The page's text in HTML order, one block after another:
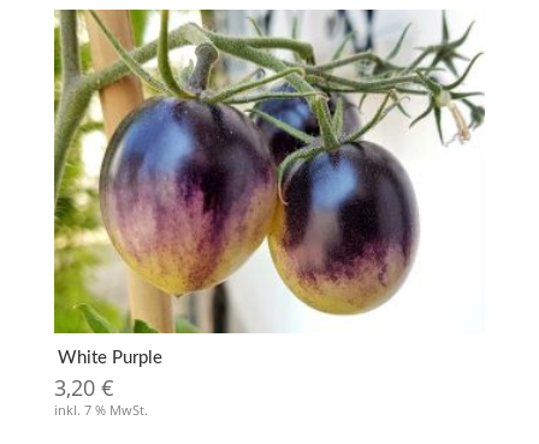
White Purple
3,20 €
inkl. 7 % MwSt.